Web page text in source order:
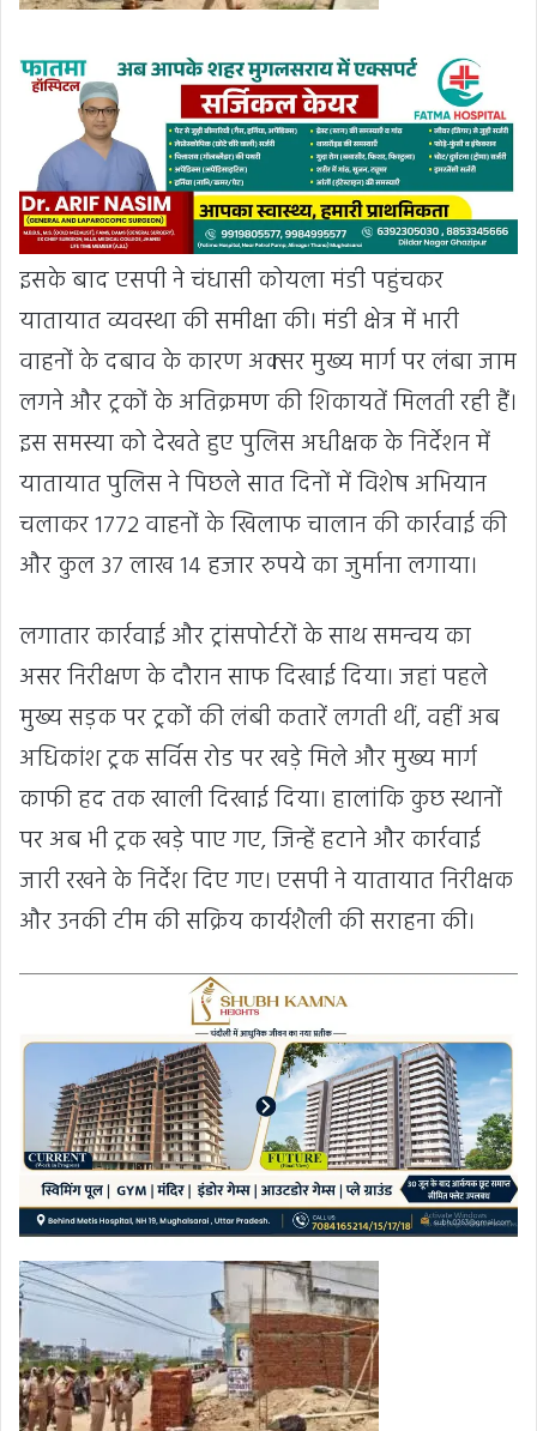
इसके बाद एसपी ने चंधासी कोयला मंडी पहुंचकर
यातायात व्यवस्था की समीक्षा की। मंडी क्षेत्र में भारी
वाहनों के दबाव के कारण अक्सर मुख्य मार्ग पर लंबा जाम
लगने और ट्रकों के अतिक्रमण की शिकायतें मिलती रही हैं।
इस समस्या को देखते हुए पुलिस अधीक्षक के निर्देशन में
यातायात पुलिस ने पिछले सात दिनों में विशेष अभियान
चलाकर 1772 वाहनों के खिलाफ चालान की कार्रवाई की
और कुल 37 लाख 14 हजार रुपये का जुर्माना लगाया।
लगातार कार्रवाई और ट्रांसपोर्टरों के साथ समन्वय का
असर निरीक्षण के दौरान साफ दिखाई दिया। जहां पहले
मुख्य सड़क पर ट्रकों की लंबी कतारें लगती थीं, वहीं अब
अधिकांश ट्रक सर्विस रोड पर खड़े मिले और मुख्य मार्ग
काफी हद तक खाली दिखाई दिया। हालांकि कुछ स्थानों
पर अब भी ट्रक खड़े पाए गए, जिन्हें हटाने और कार्रवाई
जारी रखने के निर्देश दिए गए। एसपी ने यातायात निरीक्षक
और उनकी टीम की सक्रिय कार्यशैली की सराहना की।